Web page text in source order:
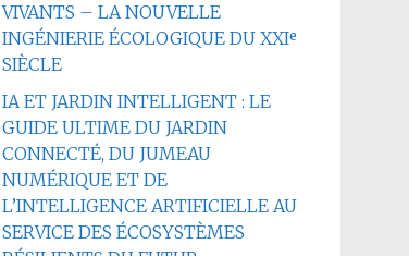
VIVANTS – LA NOUVELLE
INGÉNIERIE ÉCOLOGIQUE DU XXIᵉ
SIÈCLE
IA ET JARDIN INTELLIGENT : LE
GUIDE ULTIME DU JARDIN
CONNECTÉ, DU JUMEAU
NUMÉRIQUE ET DE
L’INTELLIGENCE ARTIFICIELLE AU
SERVICE DES ÉCOSYSTÈMES